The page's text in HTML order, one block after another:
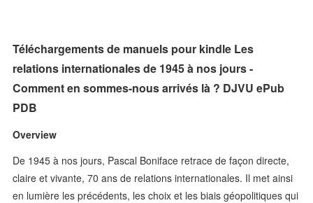
Téléchargements de manuels pour kindle Les
relations internationales de 1945 à nos jours -
Comment en sommes-nous arrivés là ? DJVU ePub
PDB
Overview
De 1945 à nos jours, Pascal Boniface retrace de façon directe,
claire et vivante, 70 ans de relations internationales. Il met ainsi
en lumière les précédents, les choix et les biais géopolitiques qui